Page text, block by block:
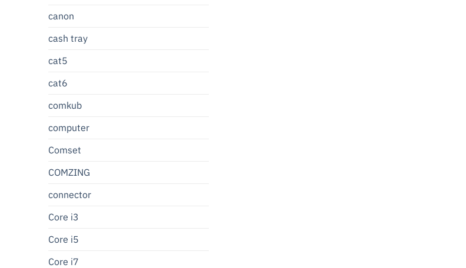
canon
cash tray
cat5
cat6
comkub
computer
Comset
COMZING
connector
Core i3
Core i5
Core i7